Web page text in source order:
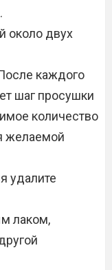
около двух
каждого
шаг просушки
количество
желаемой
удалите
лаком,